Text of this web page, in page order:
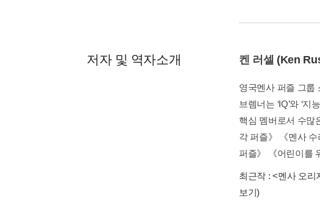
저자 및 역자소개 켄 러셀 (Ken
영국멘사 퍼즐 그룹
브렘너는 ‘IQ’와 ‘
핵심 멤버로서 수많
각 퍼즐》 《멘사
퍼즐》 《어린이를
최근작 :<멘사 오리
보기)